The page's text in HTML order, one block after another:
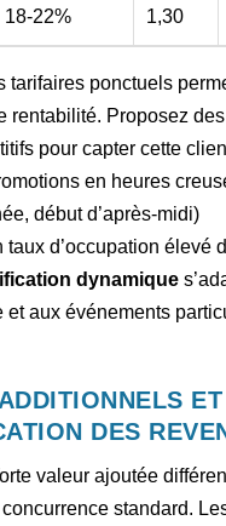
18-22% 1,30
tarifaires ponctuels
rentabilité. Proposez
pour capter cette
en heures
début d’après-midi)
taux d’occupation élevé
dynamique
et aux événements
ET
DES
valeur ajoutée
standard.